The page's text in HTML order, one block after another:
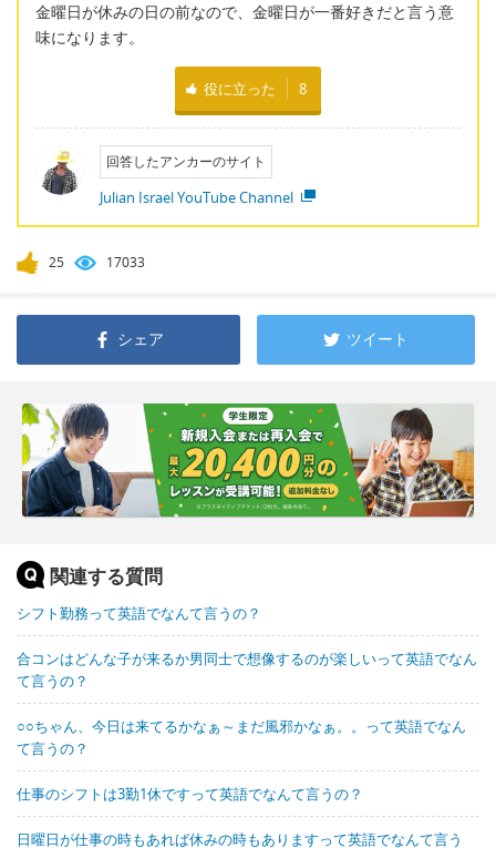
金曜日が休みの日の前なので、金曜日が一番好きだと言う意
味になります。
役に立った 8
回答したアンカーのサイト
Julian Israel YouTube Channel
25 17033
シェア ツイート
関連する質問
シフト勤務って英語でなんて言うの？
合コンはどんな子が来るか男同士で想像するのが楽しいって英語でなん
て言うの？
○○ちゃん、今日は来てるかなぁ～まだ風邪かなぁ。。って英語でなん
て言うの？
仕事のシフトは3勤1休ですって英語でなんて言うの？
日曜日が仕事の時もあれば休みの時もありますって英語でなんて言う